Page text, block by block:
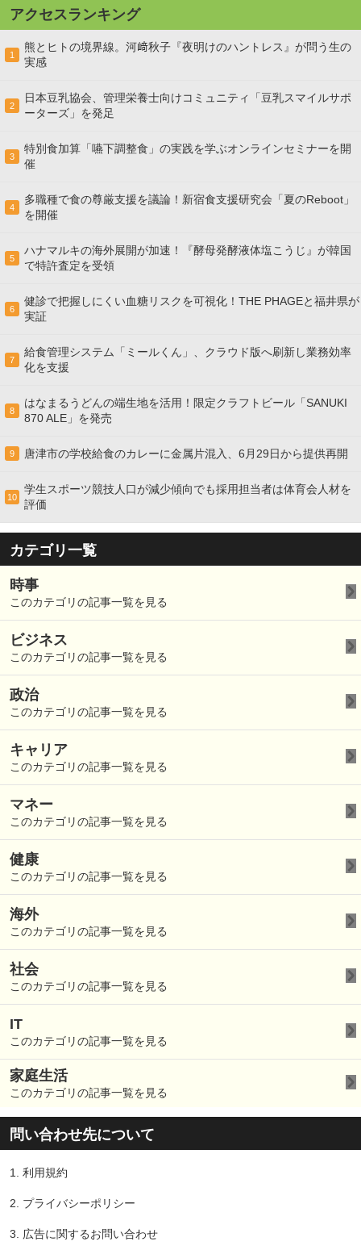
アクセスランキング
1
熊とヒトの境界線。河﨑秋子『夜明けのハントレス』が問う生の
実感
2
日本豆乳協会、管理栄養士向けコミュニティ「豆乳スマイルサポ
ーターズ」を発足
3
特別食加算「嚥下調整食」の実践を学ぶオンラインセミナーを開
催
4
多職種で食の尊厳支援を議論！新宿食支援研究会「夏のReboot」
を開催
5
ハナマルキの海外展開が加速！『酵母発酵液体塩こうじ』が韓国
で特許査定を受領
6
健診で把握しにくい血糖リスクを可視化！THE PHAGEと福井県が
実証
7
給食管理システム「ミールくん」、クラウド版へ刷新し業務効率
化を支援
8
はなまるうどんの端生地を活用！限定クラフトビール「SANUKI
870 ALE」を発売
9 唐津市の学校給食のカレーに金属片混入、6月29日から提供再開
10
学生スポーツ競技人口が減少傾向でも採用担当者は体育会人材を
評価
カテゴリ一覧
時事
このカテゴリの記事一覧を見る
ビジネス
このカテゴリの記事一覧を見る
政治
このカテゴリの記事一覧を見る
キャリア
このカテゴリの記事一覧を見る
マネー
このカテゴリの記事一覧を見る
健康
このカテゴリの記事一覧を見る
海外
このカテゴリの記事一覧を見る
社会
このカテゴリの記事一覧を見る
IT
このカテゴリの記事一覧を見る
家庭生活
このカテゴリの記事一覧を見る
問い合わせ先について
1. 利用規約
2. プライバシーポリシー
3. 広告に関するお問い合わせ